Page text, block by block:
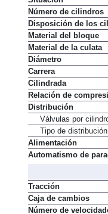
Situación
Número de cilindros
Disposición de los
Material del bloque
Material de la culata
Diámetro
Carrera
Cilindrada
Relación de
Distribución
Válvulas por cilindro
Tipo de distribución
Alimentación
Tracción
Caja de cambios